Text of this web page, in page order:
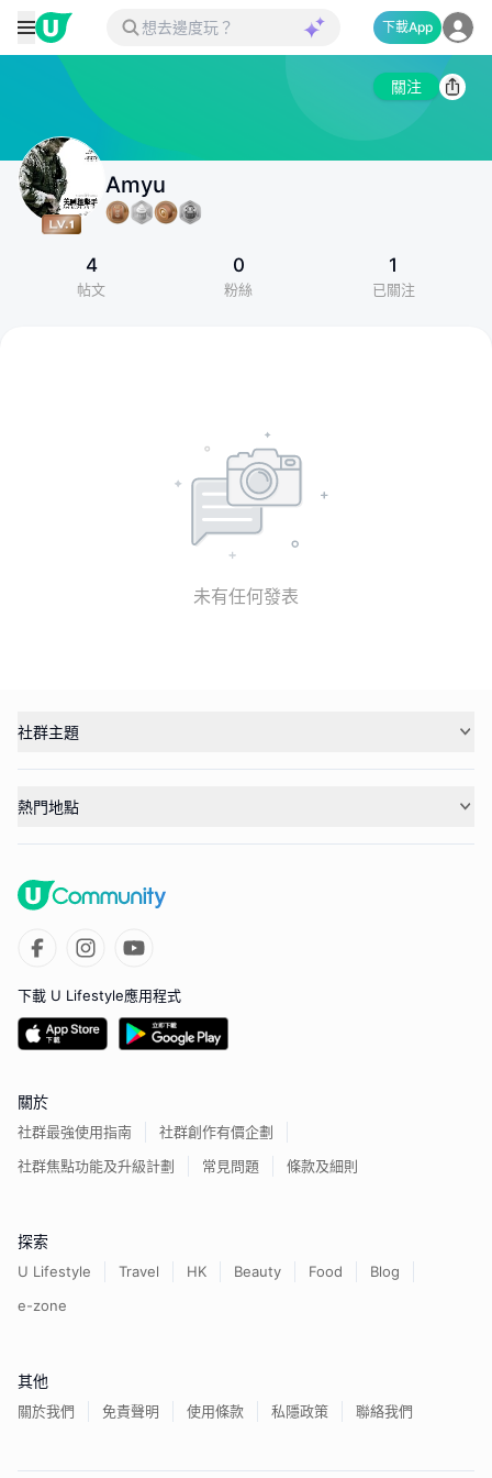
下載App
關注
Amyu
4
帖文
0
粉絲
1
已關注
未有任何發表
社群主題
熱門地點
下載 U Lifestyle應用程式
關於
社群最強使用指南
社群創作有價企劃
社群焦點功能及升級計劃
常見問題 條款及細則
探索
U Lifestyle Travel HK Beauty Food
Blog
e-zone
其他
關於我們 免責聲明 使用條款 私隱政策 聯絡我們